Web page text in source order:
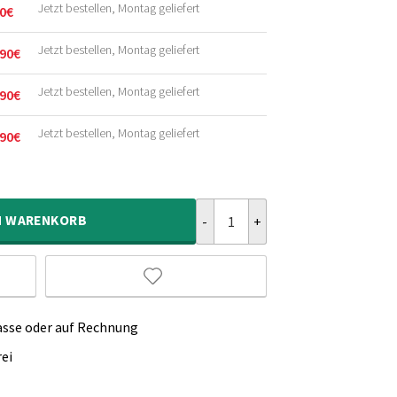
€ Jetzt bestellen, Montag geliefert
€ Jetzt bestellen, Montag geliefert
€ Jetzt bestellen, Montag geliefert
€ Jetzt bestellen, Montag geliefert
WARENKORB
oder auf Rechnung